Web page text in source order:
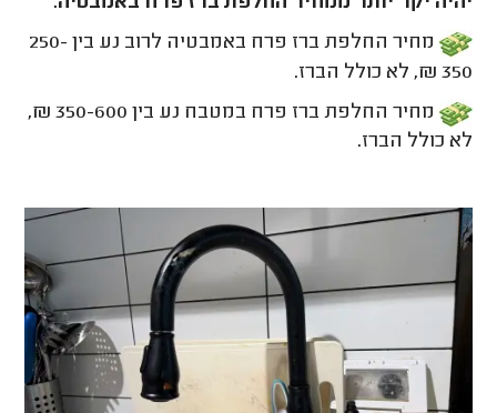
מחיר החלפת ברז פרח באמבטיה לרוב נע בין 250-
350 ₪, לא כולל הברז.
מחיר החלפת ברז פרח במטבח נע בין 350-600 ₪,
לא כולל הברז.